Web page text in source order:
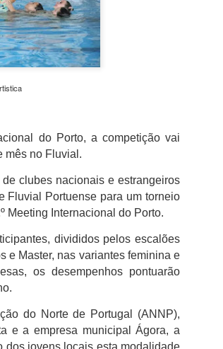
do Porto, a competição vai
mês no Fluvial.
clubes nacionais e estrangeiros
Fluvial Portuense para um torneio
Meeting Internacional do Porto.
divididos pelos escalões
e Master, nas variantes feminina e
os desempenhos pontuarão
do Norte de Portugal (ANNP),
e a empresa municipal Ágora, a
dos jovens locais esta modalidade
em casa, entrou mais forte não sendo capaz de
oportunidades criadas. Por sua vez, o Famalicão
e acabou por sair para intervalo a vencer por 1-0,
aos 32 minutos por intermédio de Georgios
na segunda parte estava determinado a dar a volta ao
ainda tentaram a vitória, mantendo-se a
até final do jogo.